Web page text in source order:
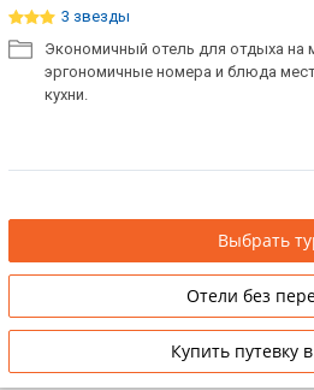
3 звезды
Экономичный отель для отдыха на
эргономичные номера и блюда
кухни.
Выбрать
Отели без
Купить путевку